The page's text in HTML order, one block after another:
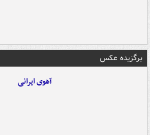
برگزیده عکس
آهوی ایرانی